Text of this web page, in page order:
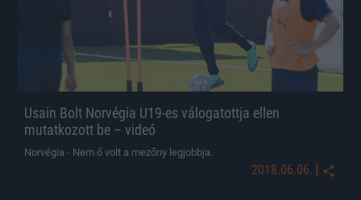
Usain Bolt Norvégia U19-es válogatottja ellen
mutatkozott be – videó
Norvégia - Nem ő volt a mezőny legjobbja.
2018.06.06. |